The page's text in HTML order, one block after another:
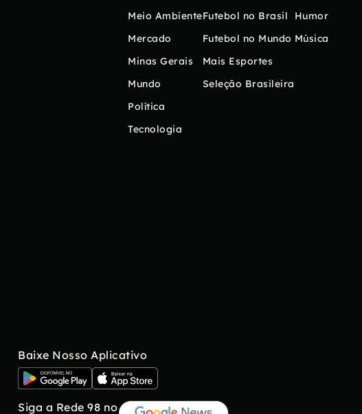
Meio Ambiente
Mercado
Minas Gerais
Mundo
Política
Tecnologia
Futebol no Brasil
Futebol no Mundo
Mais Esportes
Seleção Brasileira
Humor
Música
Baixe Nosso Aplicativo
Siga a Rede 98 no